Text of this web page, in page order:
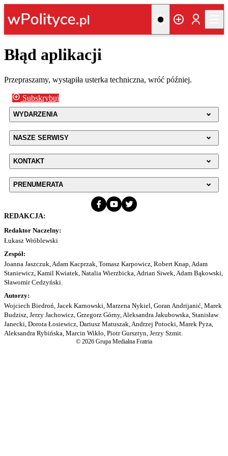
Błąd aplikacji
Przepraszamy, wystąpiła usterka techniczna, wróć później.
Subskrybuj
WYDARZENIA
NASZE SERWISY
KONTAKT
PRENUMERATA
REDAKCJA:
Redaktor Naczelny:
Łukasz Wróblewski
Zespół:
Joanna Jaszczuk, Adam Kacprzak, Tomasz Karpowicz, Robert Knap, Adam
Staniewicz, Kamil Kwiatek, Natalia Wierzbicka, Adrian Siwek, Adam Bąkowski,
Sławomir Cedzyński.
Autorzy:
Wojciech Biedroń, Jacek Karnowski, Marzena Nykiel, Goran Andrijanić, Marek
Budzisz, Jerzy Jachowicz, Grzegorz Górny, Aleksandra Jakubowska, Stanisław
Janecki, Dorota Łosiewicz, Dariusz Matuszak, Andrzej Potocki, Marek Pyza,
Aleksandra Rybińska, Marcin Wikło, Piotr Gursztyn, Jerzy Szmit.
© 2026 Grupa Medialna Fratria